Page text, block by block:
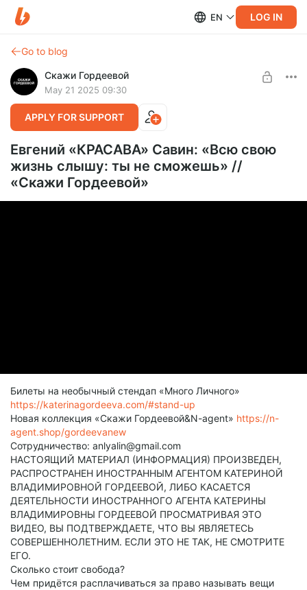
EN LOG IN
Go to blog
Скажи Гордеевой
May 21 2025 09:30
APPLY FOR SUPPORT
Евгений «КРАСАВА» Савин: «Всю свою
жизнь слышу: ты не сможешь» //
«Скажи Гордеевой»
Билеты на необычный стендап «Много Личного»
https://katerinagordeeva.com/#stand-up
Новая коллекция «Скажи Гордеевой&N-agent» https://n-
agent.shop/gordeevanew
Сотрудничество: anlyalin@gmail.com
НАСТОЯЩИЙ МАТЕРИАЛ (ИНФОРМАЦИЯ) ПРОИЗВЕДЕН,
РАСПРОСТРАНЕН ИНОСТРАННЫМ АГЕНТОМ КАТЕРИНОЙ
ВЛАДИМИРОВНОЙ ГОРДЕЕВОЙ, ЛИБО КАСАЕТСЯ
ДЕЯТЕЛЬНОСТИ ИНОСТРАННОГО АГЕНТА КАТЕРИНЫ
ВЛАДИМИРОВНЫ ГОРДЕЕВОЙ ПРОСМАТРИВАЯ ЭТО
ВИДЕО, ВЫ ПОДТВЕРЖДАЕТЕ, ЧТО ВЫ ЯВЛЯЕТЕСЬ
СОВЕРШЕННОЛЕТНИМ. ЕСЛИ ЭТО НЕ ТАК, НЕ СМОТРИТЕ
ЕГО.
Сколько стоит свобода?
Чем придётся расплачиваться за право называть вещи